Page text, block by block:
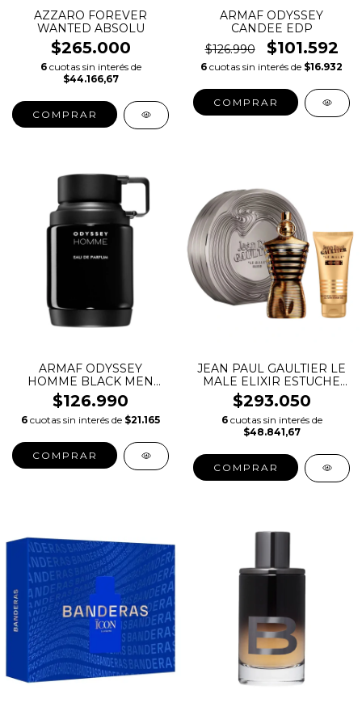
AZZARO FOREVER
WANTED ABSOLU
$265.000
6 cuotas sin interés de
$44.166,67
COMPRAR
ARMAF ODYSSEY
CANDEE EDP
$126.990
$101.592
6 cuotas sin interés de $16.932
COMPRAR
ARMAF ODYSSEY
HOMME BLACK MEN
EDP
$126.990
6 cuotas sin interés de $21.165
COMPRAR
JEAN PAUL GAULTIER LE
MALE ELIXIR ESTUCHE
125ML
$293.050
6 cuotas sin interés de
$48.841,67